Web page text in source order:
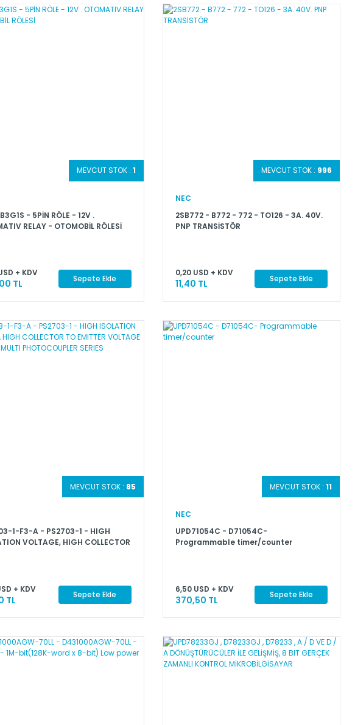
MEVCUT STOK : 1
- 5PİN RÖLE - 12V .
RELAY - OTOMOBİL RÖLESİ
+ KDV
TL Sepete Ekle
MEVCUT STOK : 996
NEC
2SB772 - B772 - 772 - TO126 - 3A. 40V.
PNP TRANSİSTÖR
0,20 USD + KDV
11,40 TL Sepete Ekle
MEVCUT STOK : 85
1-F3-A - PS2703-1 - HIGH
VOLTAGE, HIGH COLLECTOR
+ KDV
TL Sepete Ekle
MEVCUT STOK :11
NEC
UPD71054C - D71054C-
Programmable timer/counter
6,50 USD + KDV
370,50 TL Sepete Ekle